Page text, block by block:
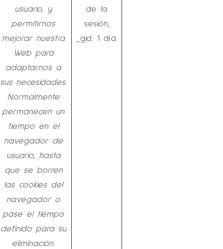
usuario, y
permitirnos
mejorar nuestra
Web para
adaptarnos a
sus necesidades.
Normalmente
permanecen un
tiempo en el
navegador de
usuario, hasta
que se borren
las cookies del
navegador o
pase el tiempo
definido para su
eliminación.
de la
sesión;
_gid: 1 día.